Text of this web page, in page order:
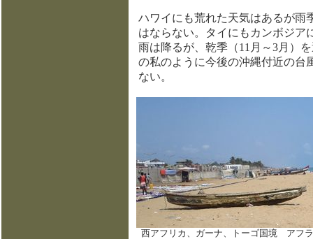
ハワイにも荒れた天気はあるが雨
はならない。タイにもカンボジア
雨は降るが、乾季（11月～3月）
の私のように今後の沖縄付近の台
ない。
西アフリカ、ガーナ、トーゴ国境 アフ